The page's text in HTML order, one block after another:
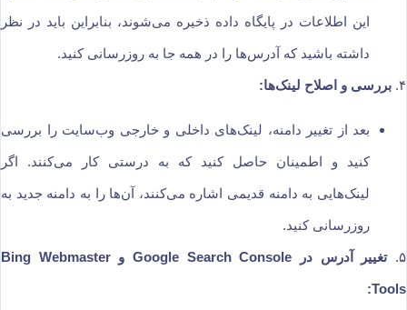
این اطلاعات در پایگاه داده ذخیره می‌شوند، بنابراین باید در نظر
داشته باشید که آدرس‌ها را در همه جا به روزرسانی کنید.
۴. بررسی و اصلاح لینک‌ها:
بعد از تغییر دامنه، لینک‌های داخلی و خارجی وب‌سایت را بررسی
کنید و اطمینان حاصل کنید که به درستی کار می‌کنند. اگر
لینک‌هایی به دامنه قدیمی اشاره می‌کنند، آن‌ها را به دامنه جدید به
روزرسانی کنید.
۵. تغییر آدرس در Google Search Console و Bing Webmaster
Tools: